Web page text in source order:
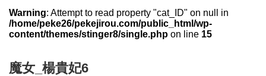
Warning: Attempt to read property "cat_ID" on null in
/home/peke26/pekejirou.com/public_html/wp-
content/themes/stinger8/single.php on line 15
魔女_楊貴妃6